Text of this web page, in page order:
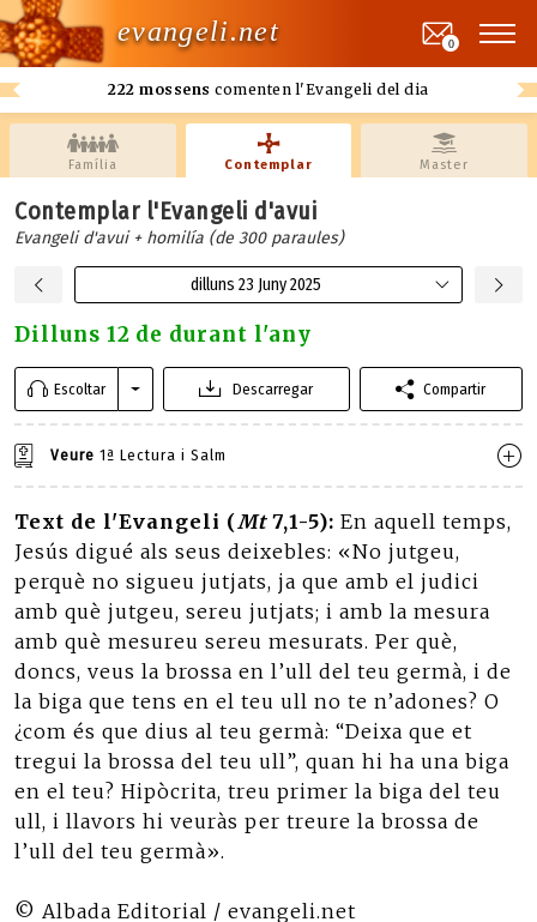
evangeli.net
222 mossens comenten l'Evangeli del dia
0
Família Contemplar Master
Contemplar l'Evangeli d'avui
Evangeli d'avui + homilía (de 300 paraules)
dilluns 23 Juny 2025
Dilluns 12 de durant l'any
Escoltar Descarregar Compartir
Veure 1ª Lectura i Salm
Text de l'Evangeli (Mt7,1-5): En aquell temps,
Jesús digué als seus deixebles: «No jutgeu,
perquè no sigueu jutjats, ja que amb el judici
amb què jutgeu, sereu jutjats; i amb la mesura
amb què mesureu sereu mesurats. Per què,
doncs, veus la brossa en l’ull del teu germà, i de
la biga que tens en el teu ull no te n’adones? O
¿com és que dius al teu germà: “Deixa que et
tregui la brossa del teu ull”, quan hi ha una biga
en el teu? Hipòcrita, treu primer la biga del teu
ull, i llavors hi veuràs per treure la brossa de
l’ull del teu germà».
© Albada Editorial / evangeli.net